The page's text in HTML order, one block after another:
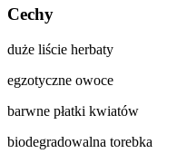
Cechy
duże liście herbaty
egzotyczne owoce
barwne płatki kwiatów
biodegradowalna torebka